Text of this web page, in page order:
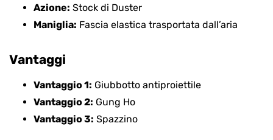
Azione: Stock di Duster
Maniglia: Fascia elastica trasportata dall’aria
Vantaggi
Vantaggio 1: Giubbotto antiproiettile
Vantaggio 2: Gung Ho
Vantaggio 3: Spazzino